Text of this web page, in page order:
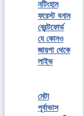
নটিংহাম
ফরেস্ট বনাম
ব্রেন্টফোর্ড
যে কোনও
জায়গা থেকে
লাইভ
মেটা
পূর্বাভাস